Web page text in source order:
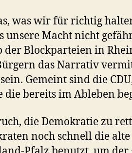
was wir für richtig
unsere Macht nicht
der Blockparteien in
das Narrativ
Gemeint sind die
die bereits im Ableben
die Demokratie zu
noch schnell die